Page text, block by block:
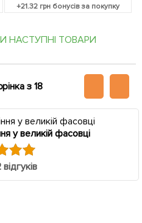
+21.32грн бонусів за покупку
НАСТУПНІ ТОВАРИ
з 18
у великій фасовці
відгуків